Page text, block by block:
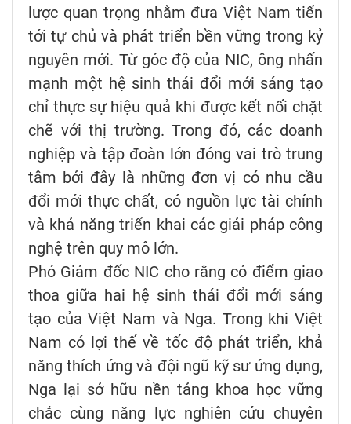
lược quan trọng nhằm đưa Việt Nam tiến
tới tự chủ và phát triển bền vững trong kỷ
nguyên mới. Từ góc độ của NIC, ông nhấn
mạnh một hệ sinh thái đổi mới sáng tạo
chỉ thực sự hiệu quả khi được kết nối chặt
chẽ với thị trường. Trong đó, các doanh
nghiệp và tập đoàn lớn đóng vai trò trung
tâm bởi đây là những đơn vị có nhu cầu
đổi mới thực chất, có nguồn lực tài chính
và khả năng triển khai các giải pháp công
nghệ trên quy mô lớn.
Phó Giám đốc NIC cho rằng có điểm giao
thoa giữa hai hệ sinh thái đổi mới sáng
tạo của Việt Nam và Nga. Trong khi Việt
Nam có lợi thế về tốc độ phát triển, khả
năng thích ứng và đội ngũ kỹ sư ứng dụng,
Nga lại sở hữu nền tảng khoa học vững
chắc cùng năng lực nghiên cứu chuyên